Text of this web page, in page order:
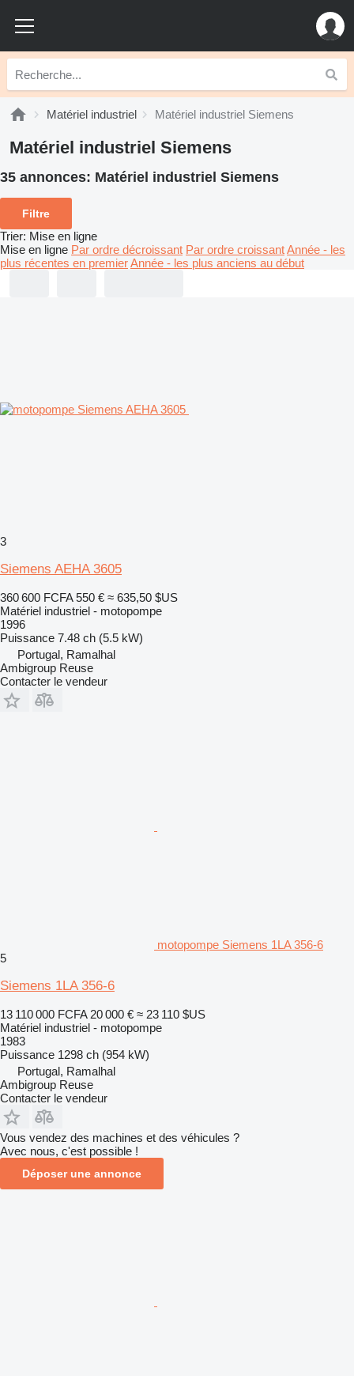
Matériel industriel Matériel industriel Siemens
Matériel industriel Siemens
35 annonces: Matériel industriel Siemens
Filtre
Trier: Mise en ligne
Mise en ligne Par ordre décroissant Par ordre croissantAnnée - les
plus récentes en premierAnnée - les plus anciens au début
3
Siemens AEHA 3605
360 600 FCFA 550 € ≈ 635,50 $US
Matériel industriel - motopompe
1996
Puissance 7.48 ch (5.5 kW)
Portugal, Ramalhal
Ambigroup Reuse
Contacter le vendeur
motopompe Siemens 1LA 356-6
5
Siemens 1LA 356-6
13 110 000 FCFA 20 000 € ≈ 23 110 $US
Matériel industriel - motopompe
1983
Puissance 1298 ch (954 kW)
Portugal, Ramalhal
Ambigroup Reuse
Contacter le vendeur
Vous vendez des machines et des véhicules ?
Avec nous, c'est possible !
Déposer une annonce